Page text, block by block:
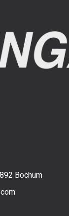
Bochum